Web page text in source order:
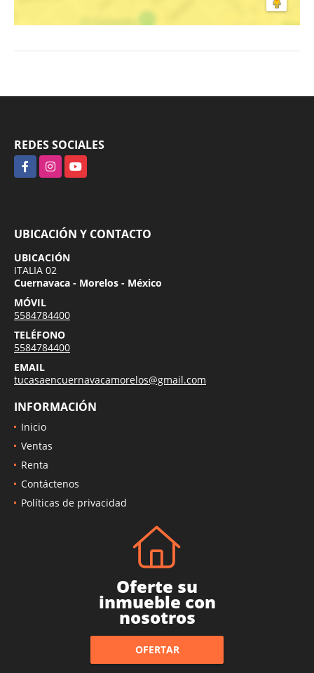
REDES SOCIALES
FacebookInstagramYouTube
UBICACIÓN Y CONTACTO
UBICACIÓN
ITALIA 02
Cuernavaca - Morelos - México
MÓVIL
5584784400
TELÉFONO
5584784400
EMAIL
tucasaencuernavacamorelos@gmail.com
INFORMACIÓN
Inicio
Ventas
Renta
Contáctenos
Políticas de privacidad
Oferte su
inmueble con
nosotros
OFERTAR